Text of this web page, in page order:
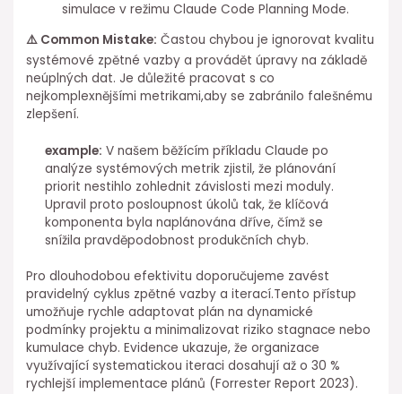
simulace ⁤v režimu Claude Code Planning Mode.
⚠️ ⁣Common Mistake: ⁤Častou chybou je ignorovat kvalitu
systémové zpětné vazby⁣ a provádět úpravy na⁤ základě
neúplných dat. Je důležité ⁢pracovat s co
nejkomplexnějšími metrikami,aby se zabránilo falešnému
zlepšení.
example: V našem běžícím příkladu Claude po
analýze systémových metrik zjistil, že plánování
priorit⁣ nestihlo zohlednit závislosti mezi moduly.
Upravil proto posloupnost úkolů tak, že klíčová
komponenta byla naplánována dříve, čímž se
snížila pravděpodobnost produkčních ⁤chyb.
Pro dlouhodobou efektivitu⁣ doporučujeme zavést
pravidelný cyklus zpětné ⁣vazby a iterací.Tento přístup
umožňuje rychle adaptovat plán na dynamické
podmínky projektu a ⁤minimalizovat riziko stagnace nebo
kumulace chyb. Evidence ukazuje, že organizace
využívající systematickou iteraci dosahují až o 30 %
rychlejší implementace plánů (Forrester Report 2023).